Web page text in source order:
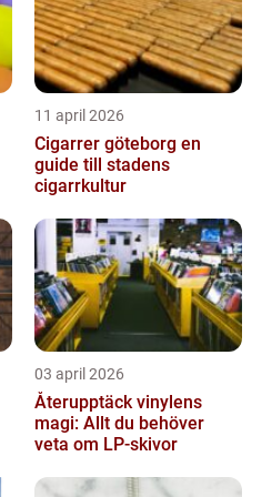
11 april 2026
Cigarrer göteborg en
guide till stadens
cigarrkultur
03 april 2026
Återupptäck vinylens
magi: Allt du behöver
veta om LP-skivor